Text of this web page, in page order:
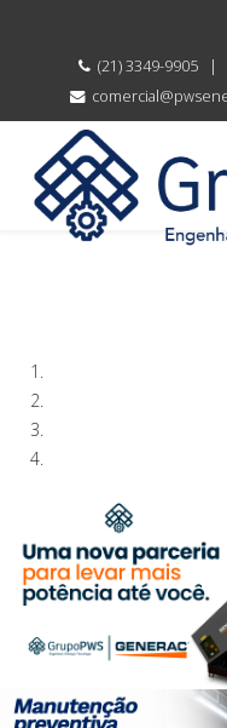
(21) 3349-